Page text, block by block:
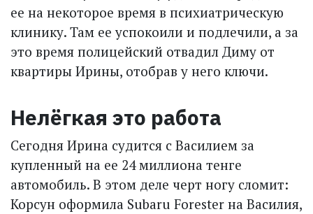
ее на некоторое время в психиатрическую
клинику. Там ее успокоили и подлечили, а за
это время полицейский отвадил Диму от
квартиры Ирины, отобрав у него ключи.
Нелёгкая это работа
Сегодня Ирина судится с Василием за
купленный на ее 24 миллиона тенге
автомобиль. В этом деле черт ногу сломит:
Корсун оформила Subaru Forester на Василия,